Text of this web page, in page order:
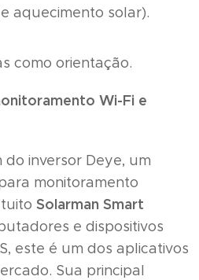
aquecimento solar).
como orientação.
Wi-Fi e
do inversor Deye, um
monitoramento
Solarman Smart
e dispositivos
este é um dos aplicativos
Sua principal